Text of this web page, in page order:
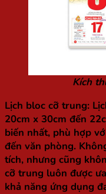
Kích
Lịch bloc cỡ trung:
20cm x 30cm đến
biến nhất, phù hợp
đến văn phòng.
tích, nhưng cũng
cỡ trung luôn được
khả năng ứng dụng